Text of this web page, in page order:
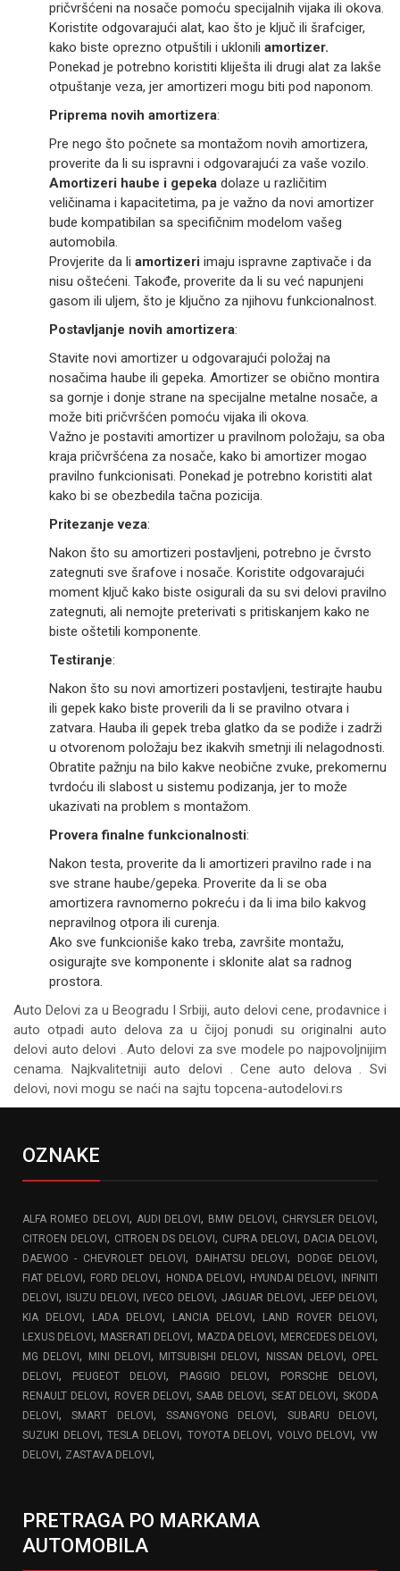
pričvršćeni na nosače pomoću specijalnih vijaka ili okova.
Koristite odgovarajući alat, kao što je ključ ili šrafciger,
kako biste oprezno otpuštili i uklonili amortizer.
Ponekad je potrebno koristiti kliješta ili drugi alat za lakše
otpuštanje veza, jer amortizeri mogu biti pod naponom.
Priprema novih amortizera:
Pre nego što počnete sa montažom novih amortizera,
proverite da li su ispravni i odgovarajući za vaše vozilo.
Amortizeri haube i gepeka dolaze u različitim
veličinama i kapacitetima, pa je važno da novi amortizer
bude kompatibilan sa specifičnim modelom vašeg
automobila.
Provjerite da li amortizeri imaju ispravne zaptivače i da
nisu oštećeni. Takođe, proverite da li su već napunjeni
gasom ili uljem, što je ključno za njihovu funkcionalnost.
Postavljanje novih amortizera:
Stavite novi amortizer u odgovarajući položaj na
nosačima haube ili gepeka. Amortizer se obično montira
sa gornje i donje strane na specijalne metalne nosače, a
može biti pričvršćen pomoću vijaka ili okova.
Važno je postaviti amortizer u pravilnom položaju, sa oba
kraja pričvršćena za nosače, kako bi amortizer mogao
pravilno funkcionisati. Ponekad je potrebno koristiti alat
kako bi se obezbedila tačna pozicija.
Pritezanje veza:
Nakon što su amortizeri postavljeni, potrebno je čvrsto
zategnuti sve šrafove i nosače. Koristite odgovarajući
moment ključ kako biste osigurali da su svi delovi pravilno
zategnuti, ali nemojte preterivati s pritiskanjem kako ne
biste oštetili komponente.
Testiranje:
Nakon što su novi amortizeri postavljeni, testirajte haubu
ili gepek kako biste proverili da li se pravilno otvara i
zatvara. Hauba ili gepek treba glatko da se podiže i zadrži
u otvorenom položaju bez ikakvih smetnji ili nelagodnosti.
Obratite pažnju na bilo kakve neobične zvuke, prekomernu
tvrdoću ili slabost u sistemu podizanja, jer to može
ukazivati na problem s montažom.
Provera finalne funkcionalnosti:
Nakon testa, proverite da li amortizeri pravilno rade i na
sve strane haube/gepeka. Proverite da li se oba
amortizera ravnomerno pokreću i da li ima bilo kakvog
nepravilnog otpora ili curenja.
Ako sve funkcioniše kako treba, završite montažu,
osigurajte sve komponente i sklonite alat sa radnog
prostora.
Auto Delovi za u Beogradu I Srbiji, auto delovi cene, prodavnice i
auto otpadi auto delova za u čijoj ponudi su originalni auto
delovi auto delovi . Auto delovi za sve modele po najpovoljnijim
cenama. Najkvalitetniji auto delovi . Cene auto delova . Svi
delovi, novi mogu se naći na sajtu topcena-autodelovi.rs
OZNAKE
ALFA ROMEO DELOVI, AUDI DELOVI, BMW DELOVI, CHRYSLER DELOVI,
CITROEN DELOVI, CITROEN DS DELOVI, CUPRA DELOVI, DACIA DELOVI,
DAEWOO - CHEVROLET DELOVI, DAIHATSU DELOVI, DODGE DELOVI,
FIAT DELOVI, FORD DELOVI, HONDA DELOVI, HYUNDAI DELOVI, INFINITI
DELOVI, ISUZU DELOVI, IVECO DELOVI, JAGUAR DELOVI,JEEP DELOVI,
KIA DELOVI, LADA DELOVI, LANCIA DELOVI, LAND ROVER DELOVI,
LEXUS DELOVI, MASERATI DELOVI, MAZDA DELOVI, MERCEDES DELOVI,
MG DELOVI, MINI DELOVI, MITSUBISHI DELOVI, NISSAN DELOVI, OPEL
DELOVI, PEUGEOT DELOVI, PIAGGIO DELOVI, PORSCHE DELOVI,
RENAULT DELOVI, ROVER DELOVI, SAAB DELOVI, SEAT DELOVI, SKODA
DELOVI,SMART DELOVI,SSANGYONG DELOVI, SUBARU DELOVI,
SUZUKI DELOVI,TESLA DELOVI, TOYOTA DELOVI, VOLVO DELOVI, VW
DELOVI, ZASTAVA DELOVI,
PRETRAGA PO MARKAMA
AUTOMOBILA